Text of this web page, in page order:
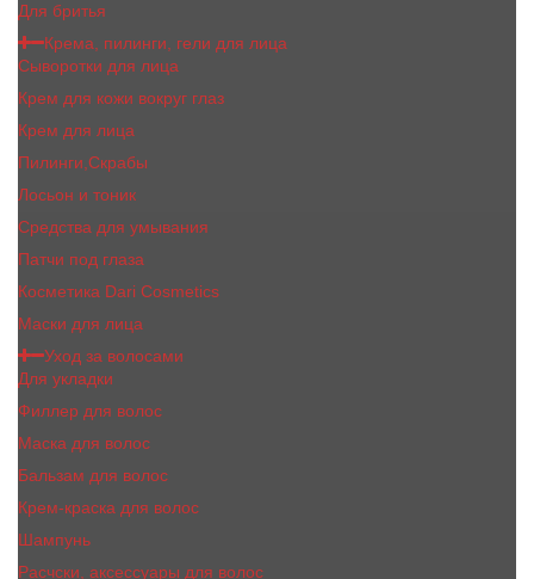
Для бритья
Крема, пилинги, гели для лица
Сыворотки для лица
Крем для кожи вокруг глаз
Крем для лица
Пилинги,Скрабы
Лосьон и тоник
Средства для умывания
Патчи под глаза
Косметика Dari Cosmetics
Маски для лица
Уход за волосами
Для укладки
Филлер для волос
Маска для волос
Бальзам для волос
Крем-краска для волос
Шампунь
Расчски, аксессуары для волос